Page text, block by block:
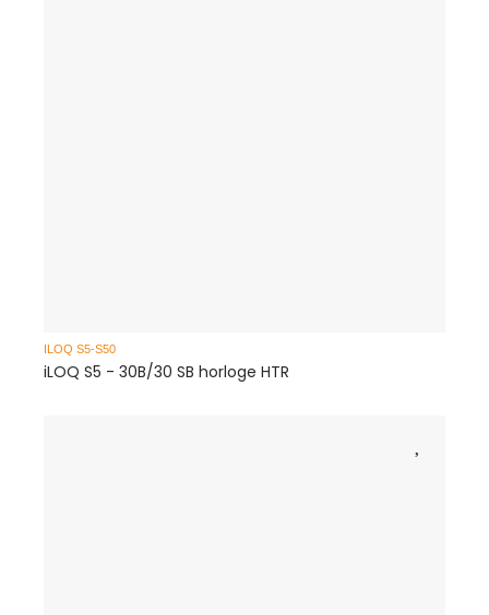
ILOQ S5-S50
iLOQ S5 - 30B/30 SB horloge HTR